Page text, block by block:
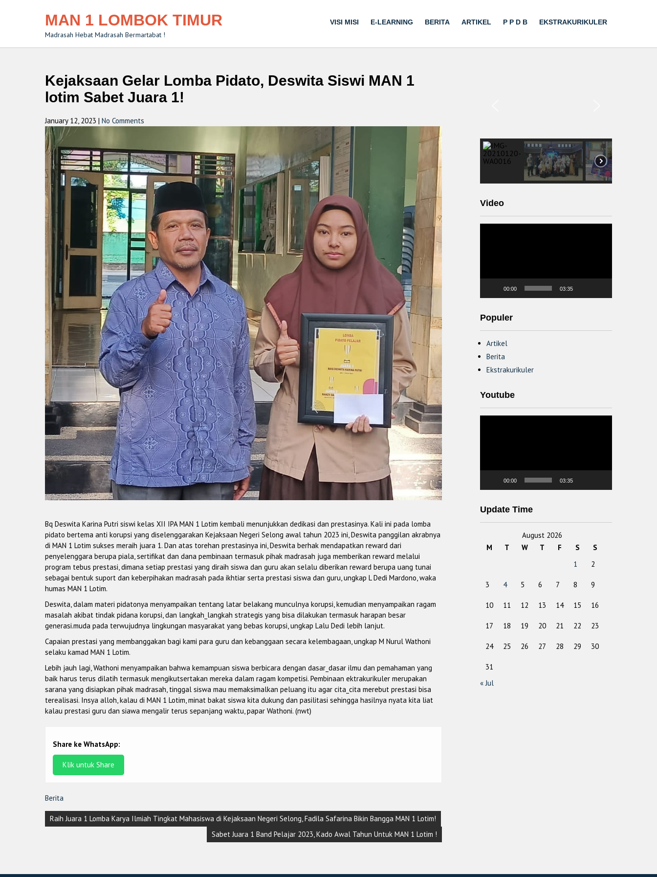
MAN 1 LOMBOK TIMUR
Madrasah Hebat Madrasah Bermartabat !
VISI MISI E-LEARNING BERITA ARTIKEL P P D B EKSTRAKURIKULER
Kejaksaan Gelar Lomba Pidato, Deswita Siswi MAN 1
lotim Sabet Juara 1!
January 12, 2023 | No Comments
Bq Deswita Karina Putri siswi kelas XII IPA MAN 1 Lotim kembali menunjukkan dedikasi dan prestasinya. Kali ini pada lomba
pidato bertema anti korupsi yang diselenggarakan Kejaksaan Negeri Selong awal tahun 2023 ini, Deswita panggilan akrabnya
di MAN 1 Lotim sukses meraih juara 1. Dan atas torehan prestasinya ini, Deswita berhak mendapatkan reward dari
penyelenggara berupa piala, sertifikat dan dana pembinaan termasuk pihak madrasah juga memberikan reward melalui
program tebus prestasi, dimana setiap prestasi yang diraih siswa dan guru akan selalu diberikan reward berupa uang tunai
sebagai bentuk suport dan keberpihakan madrasah pada ikhtiar serta prestasi siswa dan guru, ungkap L Dedi Mardono, waka
humas MAN 1 Lotim.
Deswita, dalam materi pidatonya menyampaikan tentang latar belakang munculnya korupsi, kemudian menyampaikan ragam
masalah akibat tindak pidana korupsi, dan langkah_langkah strategis yang bisa dilakukan termasuk harapan besar
generasi.muda pada terwujudnya lingkungan masyarakat yang bebas korupsi, ungkap Lalu Dedi lebih lanjut.
Capaian prestasi yang membanggakan bagi kami para guru dan kebanggaan secara kelembagaan, ungkap M Nurul Wathoni
selaku kamad MAN 1 Lotim.
Lebih jauh lagi, Wathoni menyampaikan bahwa kemampuan siswa berbicara dengan dasar_dasar ilmu dan pemahaman yang
baik harus terus dilatih termasuk mengikutsertakan mereka dalam ragam kompetisi. Pembinaan ektrakurikuler merupakan
sarana yang disiapkan pihak madrasah, tinggal siswa mau memaksimalkan peluang itu agar cita_cita merebut prestasi bisa
terealisasi. Insya alloh, kalau di MAN 1 Lotim, minat bakat siswa kita dukung dan pasilitasi sehingga hasilnya nyata kita liat
kalau prestasi guru dan siawa mengalir terus sepanjang waktu, papar Wathoni. (nwt)
Share ke WhatsApp:
Klik untuk Share
Berita
Post
navigation
Raih Juara 1 Lomba Karya Ilmiah Tingkat Mahasiswa di Kejaksaan Negeri Selong, Fadila Safarina Bikin Bangga MAN 1 Lotim!
Sabet Juara 1 Band Pelajar 2023, Kado Awal Tahun Untuk MAN 1 Lotim !
Video
00:00 03:35
Populer
Artikel
Berita
Ekstrakurikuler
Youtube
00:00 03:35
Update Time
August 2026
M
T W T F S
S
1
2
3 4 5 6 7 8 9
10 11 12 13 14 15 16
17 18 19 20 21 22 23
24 25 26 27 28 29 30
31
« Jul